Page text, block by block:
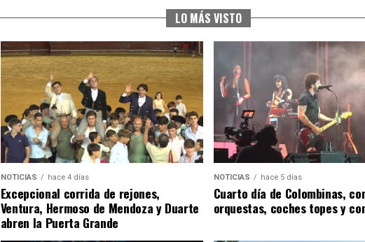
LO MÁS VISTO
NOTICIAS hace 4 días
Excepcional corrida de rejones,
Ventura, Hermoso de Mendoza y Duarte
abren la Puerta Grande
NOTICIAS hace 5 días
Cuarto día de Colombinas,
orquestas, coches topes y